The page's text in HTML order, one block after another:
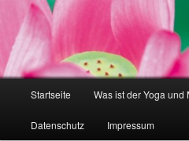
Startseite Was ist der Yoga und
Datenschutz Impressum